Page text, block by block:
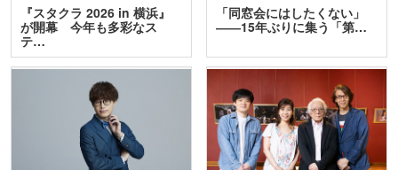
『スタクラ 2026 in 横浜』
が開幕 今年も多彩なス
テ…
「同窓会にはしたくない」
――15年ぶりに集う「第…